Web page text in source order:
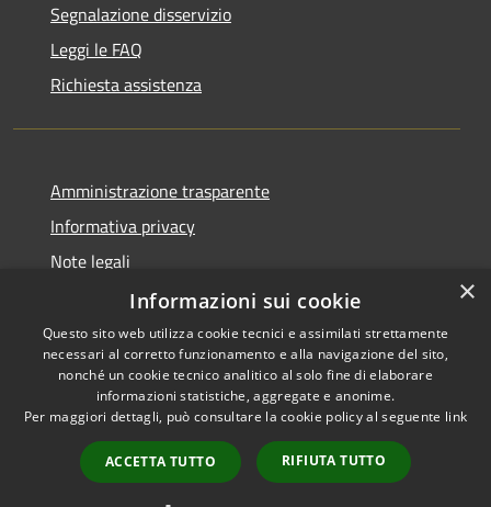
Segnalazione disservizio
Leggi le FAQ
Richiesta assistenza
Amministrazione trasparente
Informativa privacy
Note legali
Dichiarazione di accessibilità
RSS
Accessibilità
Copyright © 2026 • Comune di
byMunicipium
Accesso
redazione
×
Informazioni sui cookie
Questo sito web utilizza cookie tecnici e assimilati strettamente
necessari al corretto funzionamento e alla navigazione del sito,
nonché un cookie tecnico analitico al solo fine di elaborare
informazioni statistiche, aggregate e anonime.
Per maggiori dettagli, può consultare la cookie policy al seguente link
ACCETTA TUTTO RIFIUTA TUTTO